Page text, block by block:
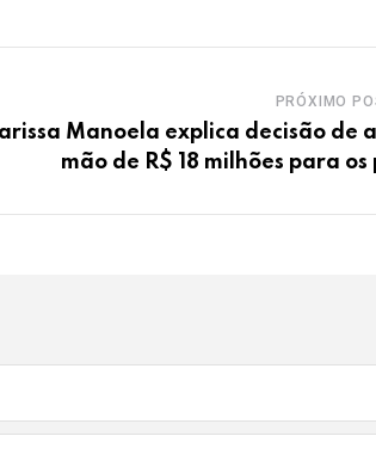
PRÓXIMO
Manoela explica decisão de
mão de R$ 18 milhões para os